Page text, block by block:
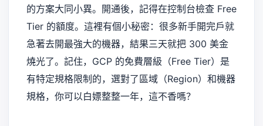
的方案大同小異。開通後，記得在控制台檢查 Free
Tier 的額度。這裡有個小秘密：很多新手開完戶就
急著去開最強大的機器，結果三天就把 300 美金
燒光了。記住，GCP 的免費層級（Free Tier）是
有特定規格限制的，選對了區域（Region）和機器
規格，你可以白嫖整整一年，這不香嗎？